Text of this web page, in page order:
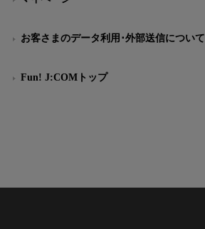
お客さまのデータ利用･外部送信について
Fun! J:COMトップ